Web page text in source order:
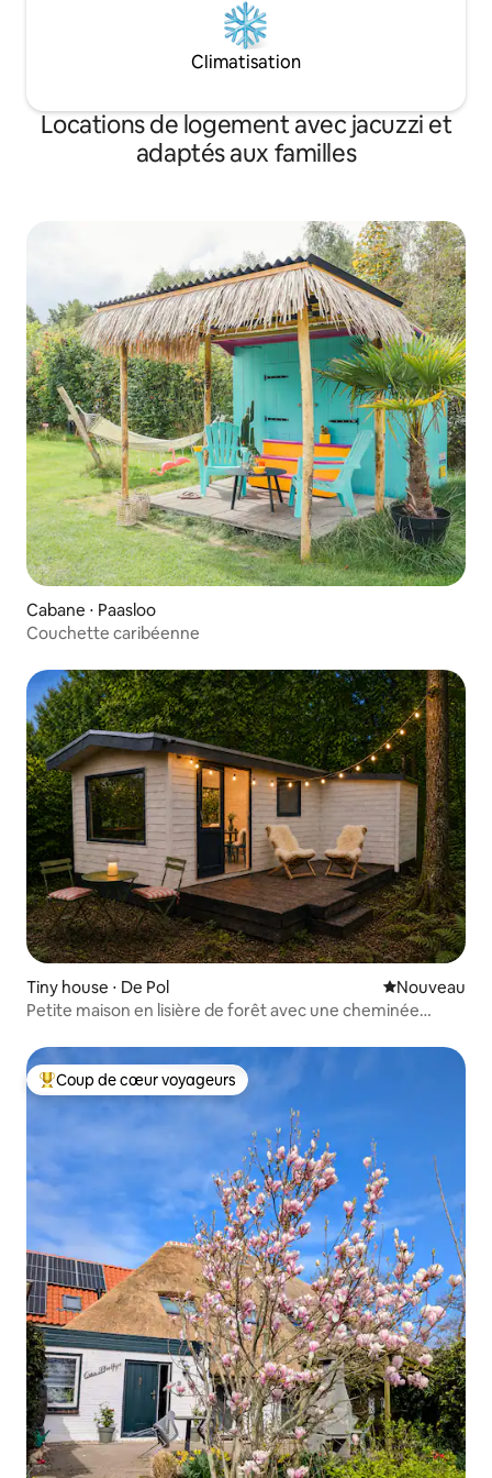
Climatisation
Locations de logement avec jacuzzi et
adaptés aux familles
Cabane ⋅ Paasloo
Couchette caribéenne
Tiny house ⋅ De Pol Nouvel
Nouveau
Petite maison en lisière de forêt avec une cheminée
Coups de cœur voyageurs les plus appréciés
Coup de cœur voyageurs